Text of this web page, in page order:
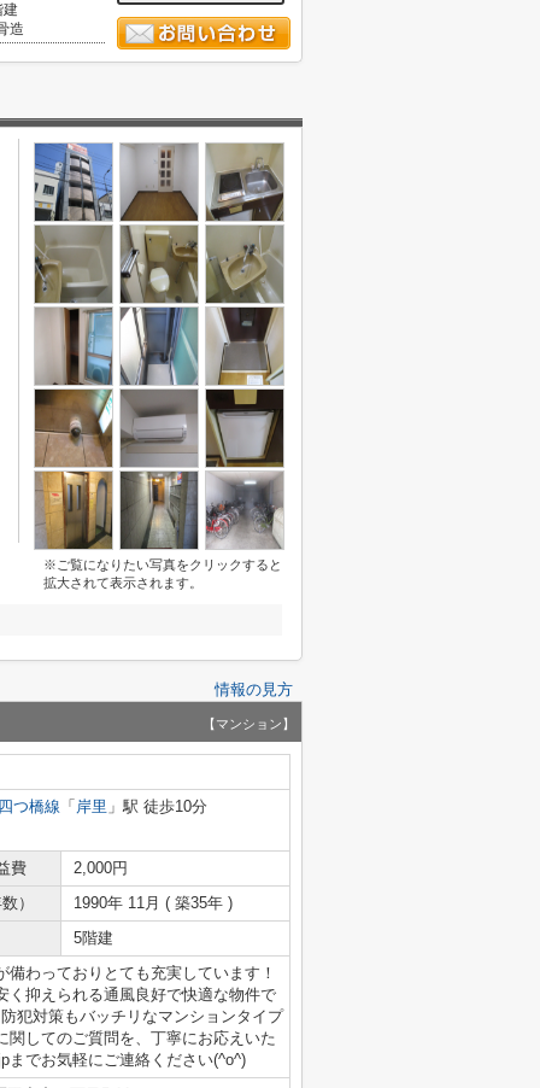
建
造
※ご覧になりたい写真をクリックすると
拡大されて表示されます。
情報の見方
【マンション】
つ橋線 「 岸里 」駅 徒歩10分
費
2,000円
）
1990年 11月 ( 築35年 )
5階建
わっておりとても充実しています！
く抑えられる通風良好で快適な物件で
犯対策もバッチリなマンションタイプ
してのご質問を、丁寧にお応えいた
までお気軽にご連絡ください(^o^)